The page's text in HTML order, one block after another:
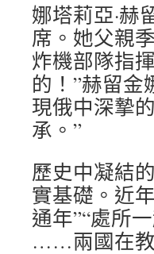
娜塔莉亞·赫
席。她父親
炸機部隊指
的！”赫留金
現俄中深摯
承。”
歷史中凝結
實基礎。近
通年”“處所
……兩國在教